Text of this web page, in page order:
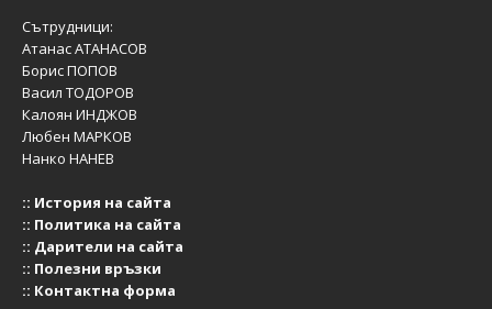
Сътрудници:
Атанас АТАНАСОВ
Борис ПОПОВ
Васил ТОДОРОВ
Калоян ИНДЖОВ
Любен МАРКОВ
Нанко НАНЕВ
:: История на сайта
:: Политика на сайта
:: Дарители на сайта
:: Полезни връзки
:: Контактна форма